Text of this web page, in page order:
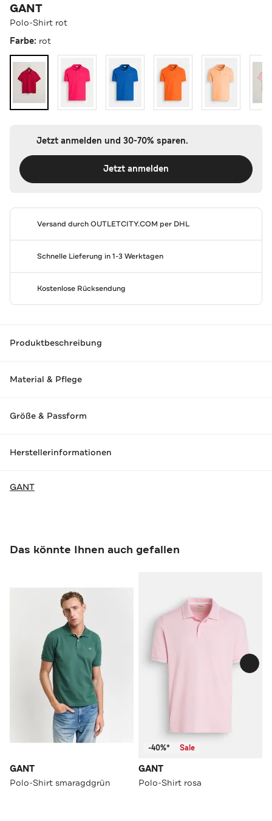
GANT
Polo-Shirt rot
Farbe: rot
Jetzt anmelden und 30-70% sparen.
Jetzt anmelden
Versand durchOUTLETCITY.COM per DHL
Schnelle Lieferung in 1-3 Werktagen
Kostenlose Rücksendung
Produktbeschreibung
Material & Pflege
Größe & Passform
Herstellerinformationen
GANT
Das könnte Ihnen auch gefallen
GANT
Polo-Shirt smaragdgrün
-40%* Sale
GANT
Polo-Shirt rosa